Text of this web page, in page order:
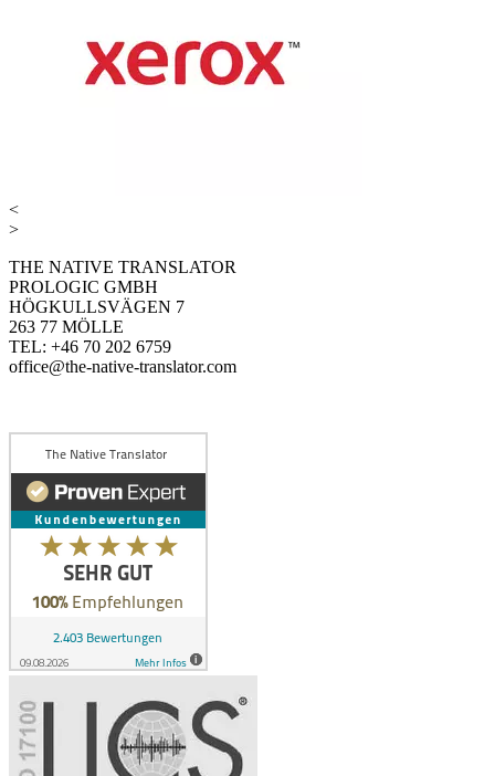
<
>
THE NATIVE TRANSLATOR
PROLOGIC GMBH
HÖGKULLSVÄGEN 7
263 77 MÖLLE
TEL: +46 70 202 6759
office@the-native-translator.com